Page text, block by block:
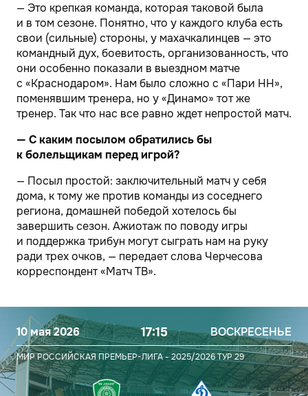
— Это крепкая команда, которая таковой была
и в том сезоне. Понятно, что у каждого клуба есть
свои (сильные) стороны, у махачкалинцев — это
командный дух, боевитость, организованность, что
они особенно показали в выездном матче
с «Краснодаром». Нам было сложно с «Пари НН»,
поменявшим тренера, но у «Динамо» тот же
тренер. Так что нас все равно ждет непростой матч.
— С каким посылом обратились бы
к болельщикам перед игрой?
— Посыл простой: заключительный матч у себя
дома, к тому же против команды из соседнего
региона, домашней победой хотелось бы
завершить сезон. Ажиотаж по поводу игры
и поддержка трибун могут сыграть нам на руку
ради трех очков, — передает слова Черчесова
корреспондент «Матч ТВ».
10 мая 2026 17:15 ВОСКРЕСЕНЬЕ
МИР РОССИЙСКАЯ ПРЕМЬЕР-ЛИГА - 2025/2026ТУР 29